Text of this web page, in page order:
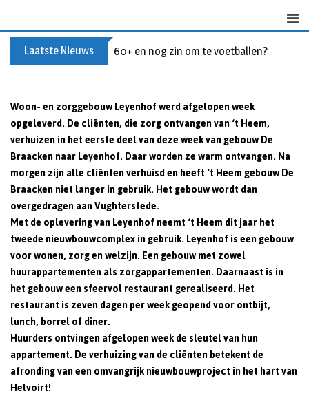
Laatste Nieuws 60+ en nog zin om te voetballen? Kom
Woon- en zorggebouw Leyenhof werd afgelopen week
opgeleverd. De cliënten, die zorg ontvangen van ‘t Heem,
verhuizen in het eerste deel van deze week van gebouw De
Braacken naar Leyenhof. Daar worden ze warm ontvangen. Na
morgen zijn alle cliënten verhuisd en heeft ‘t Heem gebouw De
Braacken niet langer in gebruik. Het gebouw wordt dan
overgedragen aan Vughterstede.
Met de oplevering van Leyenhof neemt ‘t Heem dit jaar het
tweede nieuwbouwcomplex in gebruik. Leyenhof is een gebouw
voor wonen, zorg en welzijn. Een gebouw met zowel
huurappartementen als zorgappartementen. Daarnaast is in
het gebouw een sfeervol restaurant gerealiseerd. Het
restaurant is zeven dagen per week geopend voor ontbijt,
lunch, borrel of diner.
Huurders ontvingen afgelopen week de sleutel van hun
appartement. De verhuizing van de cliënten betekent de
afronding van een omvangrijk nieuwbouwproject in het hart van
Helvoirt!